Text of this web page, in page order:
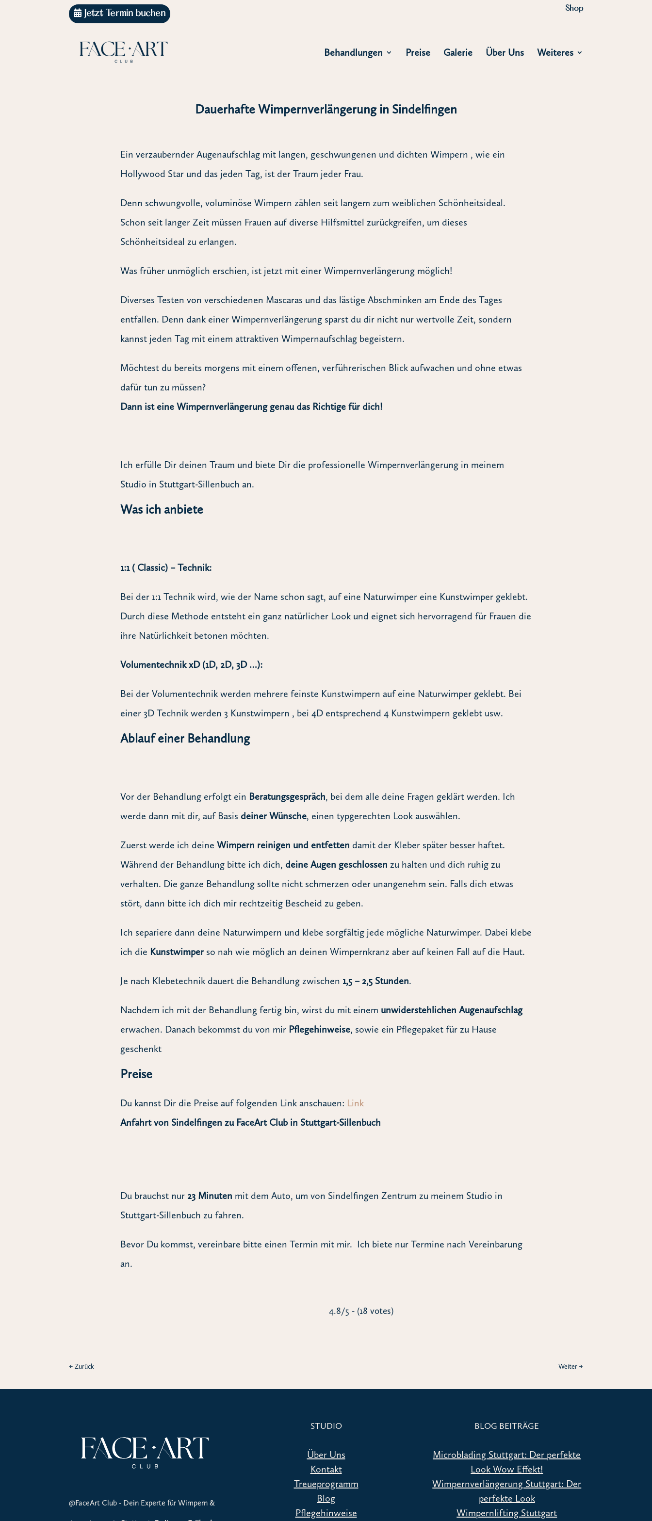
Jetzt Termin buchen
Shop
Behandlungen Preise Galerie Über Uns Weiteres
Dauerhafte Wimpernverlängerung in Sindelfingen
Ein verzaubernder Augenaufschlag mit langen, geschwungenen und dichten Wimpern , wie ein
Hollywood Star und das jeden Tag, ist der Traum jeder Frau.
Denn schwungvolle, voluminöse Wimpern zählen seit langem zum weiblichen Schönheitsideal.
Schon seit langer Zeit müssen Frauen auf diverse Hilfsmittel zurückgreifen, um dieses
Schönheitsideal zu erlangen.
Was früher unmöglich erschien, ist jetzt mit einer Wimpernverlängerung möglich!
Diverses Testen von verschiedenen Mascaras und das lästige Abschminken am Ende des Tages
entfallen. Denn dank einer Wimpernverlängerung sparst du dir nicht nur wertvolle Zeit, sondern
kannst jeden Tag mit einem attraktiven Wimpernaufschlag begeistern.
Möchtest du bereits morgens mit einem offenen, verführerischen Blick aufwachen und ohne etwas
dafür tun zu müssen?
Dann ist eine Wimpernverlängerung genau das Richtige für dich!
Ich erfülle Dir deinen Traum und biete Dir die professionelle Wimpernverlängerung in meinem
Studio in Stuttgart-Sillenbuch an.
Was ich anbiete
1:1 ( Classic) – Technik:
Bei der 1:1 Technik wird, wie der Name schon sagt, auf eine Naturwimper eine Kunstwimper geklebt.
Durch diese Methode entsteht ein ganz natürlicher Look und eignet sich hervorragend für Frauen die
ihre Natürlichkeit betonen möchten.
Volumentechnik xD (1D, 2D, 3D …):
Bei der Volumentechnik werden mehrere feinste Kunstwimpern auf eine Naturwimper geklebt. Bei
einer 3D Technik werden 3 Kunstwimpern , bei 4D entsprechend 4 Kunstwimpern geklebt usw.
Ablauf einer Behandlung
Vor der Behandlung erfolgt ein Beratungsgespräch, bei dem alle deine Fragen geklärt werden. Ich
werde dann mit dir, auf Basis deiner Wünsche, einen typgerechten Look auswählen.
Zuerst werde ich deine Wimpern reinigen und entfetten damit der Kleber später besser haftet.
Während der Behandlung bitte ich dich, deine Augen geschlossen zu halten und dich ruhig zu
verhalten. Die ganze Behandlung sollte nicht schmerzen oder unangenehm sein. Falls dich etwas
stört, dann bitte ich dich mir rechtzeitig Bescheid zu geben.
Ich separiere dann deine Naturwimpern und klebe sorgfältig jede mögliche Naturwimper. Dabei klebe
ich die Kunstwimper so nah wie möglich an deinen Wimpernkranz aber auf keinen Fall auf die Haut.
Je nach Klebetechnik dauert die Behandlung zwischen 1,5 – 2,5 Stunden.
Nachdem ich mit der Behandlung fertig bin, wirst du mit einem unwiderstehlichen Augenaufschlag
erwachen. Danach bekommst du von mir Pflegehinweise, sowie ein Pflegepaket für zu Hause
geschenkt
Preise
Du kannst Dir die Preise auf folgenden Link anschauen: Link
Anfahrt von Sindelfingen zu FaceArt Club in Stuttgart-Sillenbuch
Du brauchst nur 23 Minuten mit dem Auto, um von Sindelfingen Zentrum zu meinem Studio in
Stuttgart-Sillenbuch zu fahren.
Bevor Du kommst, vereinbare bitte einen Termin mit mir. Ich biete nur Termine nach Vereinbarung
an.
4.8/5 - (18 votes)
← Zurück Weiter →
@FaceArt Club - Dein Experte für Wimpern &
STUDIO
Über Uns
Kontakt
Treueprogramm
Blog
Pflegehinweise
BLOG BEITRÄGE
Microblading Stuttgart: Der perfekte
Look Wow Effekt!
Wimpernverlängerung Stuttgart: Der
perfekte Look
Wimpernlifting Stuttgart